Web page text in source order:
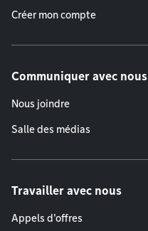
Créer mon compte
Communiquer avec nous
Nous joindre
Salle des médias
Travailler avec nous
Appels d'offres